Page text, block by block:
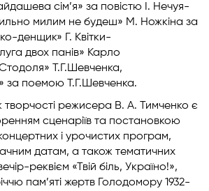
сім’я» за повістю І. Нечуя-
милим не будеш» М. Ножкіна за
денщик» Г. Квітки-
двох панів» Карло
Т.Г.Шевченка,
за поемою Т.Г.Шевченка.
творчості режисера В. А. Тимченко є
сценаріїв та постановкою
і урочистих програм,
датам, а також тематичних
реквієм «Твій біль, Україно!»,
пам’яті жертв Голодомору 1932-